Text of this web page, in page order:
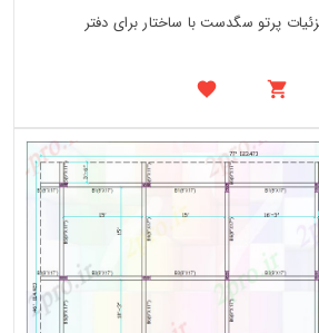
پرتو سگدست با ساختار برای دفتر